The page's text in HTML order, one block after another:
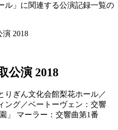
ル」に関連する公演記録一覧の
公演 2018
りぎん文化会館梨花ホール／
ング／ベートーヴェン：交響
」 マーラー：交響曲第1番